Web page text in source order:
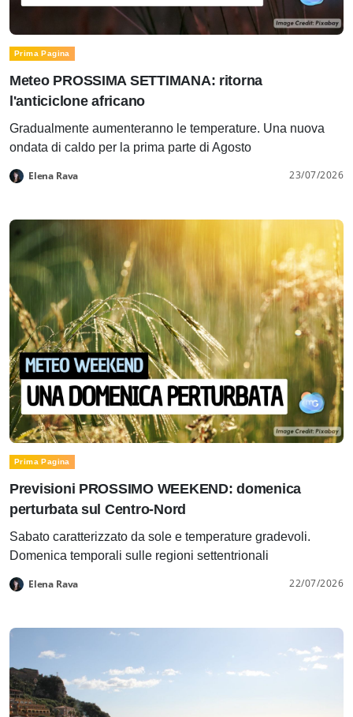
Prima Pagina
Meteo PROSSIMA SETTIMANA: ritorna
l'anticiclone africano
Gradualmente aumenteranno le temperature. Una nuova
ondata di caldo per la prima parte di Agosto
Elena Rava 23/07/2026
Prima Pagina
Previsioni PROSSIMO WEEKEND: domenica
perturbata sul Centro-Nord
Sabato caratterizzato da sole e temperature gradevoli.
Domenica temporali sulle regioni settentrionali
Elena Rava 22/07/2026